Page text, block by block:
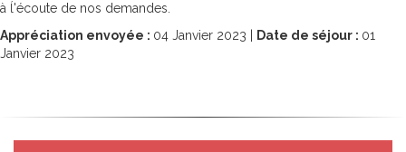
à ĺ'écoute de nos demandes.
Appréciation envoyée : 04 Janvier 2023 | Date de séjour : 01
Janvier 2023